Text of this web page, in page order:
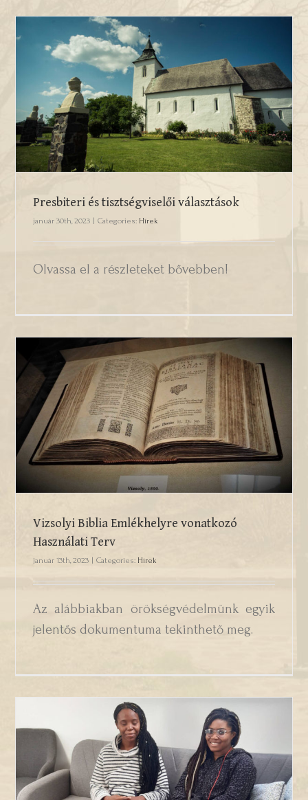
Presbiteri és tisztségviselői
választások
Presbiteri és tisztségviselői választások
január 30th, 2023 Categories: Hírek
Olvassa el a részleteket bővebben!
Vizsolyi Biblia Emlékhelyre vonatkozó
Használati Terv
Vizsolyi Biblia Emlékhelyre vonatkozó
Használati Terv
január 13th, 2023 Categories: Hírek
Az alábbiakban örökségvédelmünk egyik
jelentős dokumentuma tekinthető meg.
Támogatás